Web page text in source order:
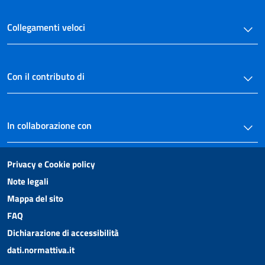
Collegamenti veloci
Con il contributo di
In collaborazione con
Privacy e Cookie policy
Note legali
Mappa del sito
FAQ
Dichiarazione di accessibilità
dati.normattiva.it